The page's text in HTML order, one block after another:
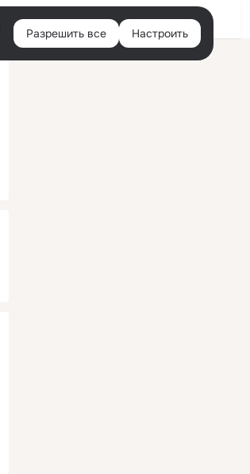
Войти
Разрешить все Настроить